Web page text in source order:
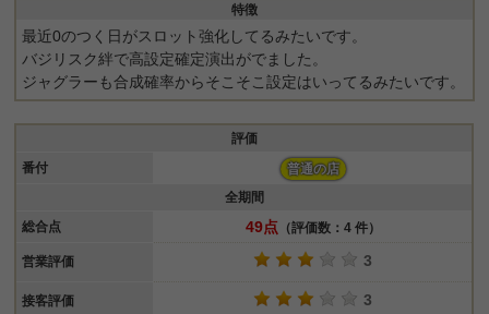
特徴
最近0のつく日がスロット強化してるみたいです。
バジリスク絆で高設定確定演出がでました。
ジャグラーも合成確率からそこそこ設定はいってるみたいです。
評価
番付
普通の店
全期間
総合点
49点 （評価数：4 件）
営業評価 3
接客評価 3